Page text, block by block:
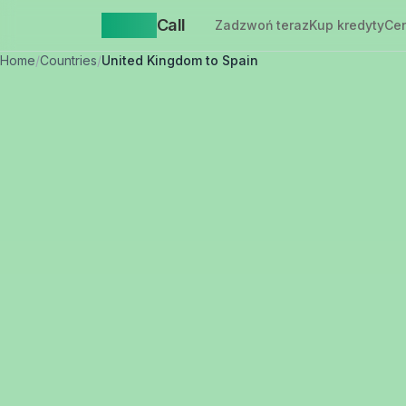
Call Zadzwoń terazKup kredyty
Home/Countries/United Kingdom to Spain